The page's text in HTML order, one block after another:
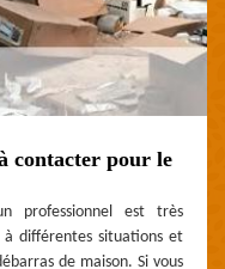
contacter pour le
professionnel est très
différentes situations et
de maison. Si vous